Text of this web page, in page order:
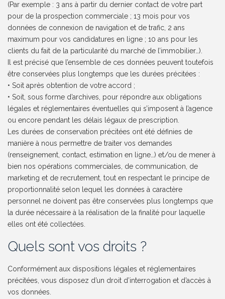
(Par exemple : 3 ans à partir du dernier contact de votre part
pour de la prospection commerciale ; 13 mois pour vos
données de connexion de navigation et de trafic, 2 ans
maximum pour vos candidatures en ligne ; 10 ans pour les
clients du fait de la particularité du marché de l’immobilier…).
Il est précisé que l’ensemble de ces données peuvent toutefois
être conservées plus longtemps que les durées précitées :
• Soit après obtention de votre accord ;
• Soit, sous forme d’archives, pour répondre aux obligations
légales et réglementaires éventuelles qui s’imposent à l’agence
ou encore pendant les délais légaux de prescription.
Les durées de conservation précitées ont été définies de
manière à nous permettre de traiter vos demandes
(renseignement, contact, estimation en ligne…) et/ou de mener à
bien nos opérations commerciales, de communication, de
marketing et de recrutement, tout en respectant le principe de
proportionnalité selon lequel les données à caractère
personnel ne doivent pas être conservées plus longtemps que
la durée nécessaire à la réalisation de la finalité pour laquelle
elles ont été collectées.
Quels sont vos droits ?
Conformément aux dispositions légales et réglementaires
précitées, vous disposez d’un droit d’interrogation et d’accès à
vos données.